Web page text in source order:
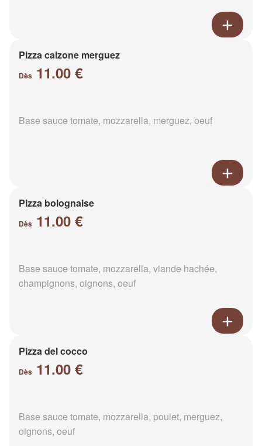
Pizza calzone merguez
Dès 11.00 €
Base sauce tomate, mozzarella, merguez, oeuf
Pizza bolognaise
Dès 11.00 €
Base sauce tomate, mozzarella, viande hachée,
champignons, oignons, oeuf
Pizza del cocco
Dès 11.00 €
Base sauce tomate, mozzarella, poulet, merguez,
oignons, oeuf